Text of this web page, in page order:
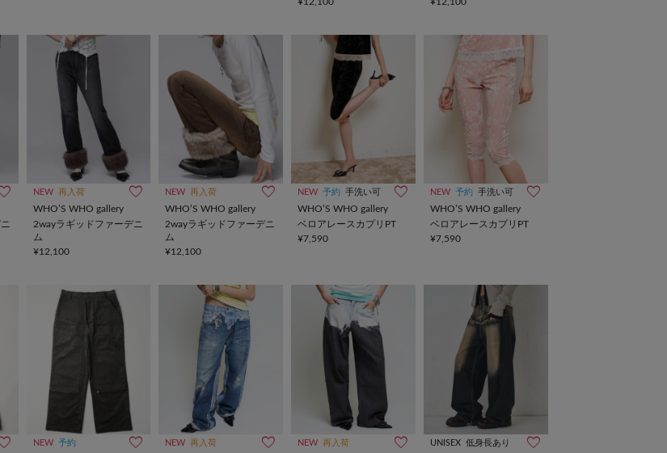
NEW 再入荷
WHO’S WHO gallery
2wayラギッドファーデニ
ム
¥12,100
NEW 再入荷
WHO’S WHO gallery
2wayラギッドファーデニ
ム
¥12,100
NEW 予約 手洗い可
WHO’S WHO gallery
ベロアレースカプリPT
¥7,590
NEW 予約 手洗い可
WHO’S WHO gallery
ベロアレースカプリPT
¥7,590
NEW 予約 NEW 再入荷 NEW 再入荷 UNISEX 低身長あり